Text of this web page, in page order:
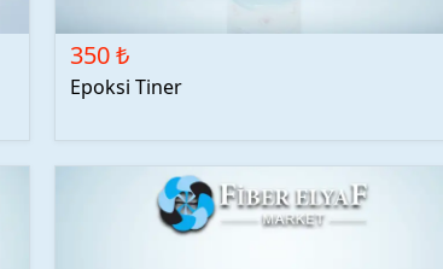
350 ₺
Epoksi Tiner